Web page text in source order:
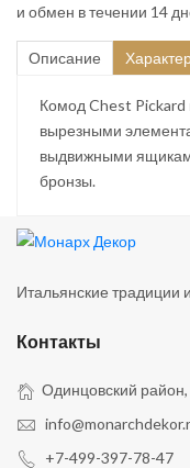
и обмен в течении 14
Описание
Комод Chest Pickard
вырезными
выдвижными
бронзы.
Итальянские традиции
Контакты
Одинцовский район,
+7-499-397-78-47